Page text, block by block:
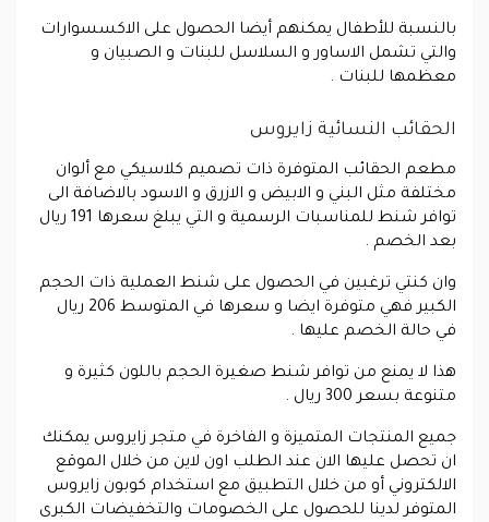
بالنسبة للأطفال يمكنهم أيضا الحصول على الاكسسوارات
والتي تشمل الاساور و السلاسل للبنات و الصبيان و
معظمها للبنات .
الحقائب النسائية زايروس
مطعم الحقائب المتوفرة ذات تصميم كلاسيكي مع ألوان
مختلفة مثل البني و الابيض و الازرق و الاسود بالاضافة الى
توافر شنط للمناسبات الرسمية و التي يبلغ سعرها 191 ريال
بعد الخصم .
وان كنتي ترغبين في الحصول على شنط العملية ذات الحجم
الكبير فهي متوفرة ايضا و سعرها في المتوسط 206 ريال
في حالة الخصم عليها .
هذا لا يمنع من توافر شنط صغيرة الحجم باللون كثيرة و
متنوعة بسعر 300 ريال .
جميع المنتجات المتميزة و الفاخرة في متجر زايروس يمكنك
ان تحصل عليها الان عند الطلب اون لاين من خلال الموقع
الالكتروني أو من خلال التطبيق مع استخدام كوبون زايروس
المتوفر لدينا للحصول على الخصومات والتخفيضات الكبرى